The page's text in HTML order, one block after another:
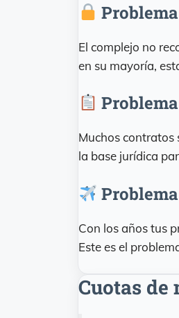
El complejo no
en su mayoría,
Muchos contratos
la base jurídica
Con los años tus
Este es el
Cuotas de